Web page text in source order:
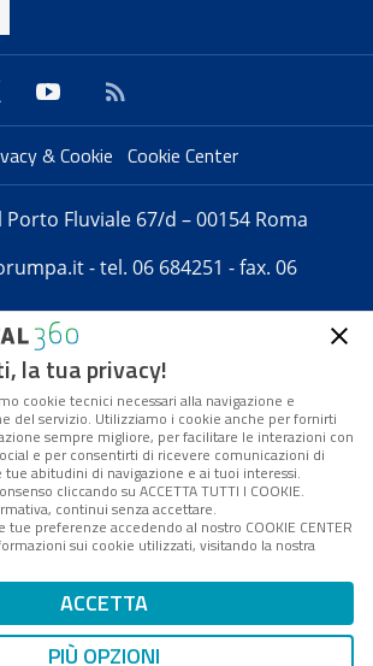
& Cookie Cookie Center
Porto Fluviale 67/d – 00154 Roma
- tel. 06 684251 - fax. 06
pubblicazione telematica iscritta
della stampa del Tribunale di Roma -
maggio 2008 - Direttore resp. Michela
Stentella
è società soggetta a Direzione e
parte di Digital360 S.p.A. - FPA s.r.l.
per il sistema di management
IVA n. 10693191008 - R.E.A. Roma
n. 1249791. ISP AWS
Mappa del sito
la tua privacy!
cookie tecnici necessari alla navigazione e
del servizio. Utilizziamo i cookie anche per fornirti
sempre migliore, per facilitare le interazioni con
e per consentirti di ricevere comunicazioni di
abitudini di navigazione e ai tuoi interessi.
cliccando su ACCETTA TUTTI I COOKIE.
continui senza accettare.
tue preferenze accedendo al nostro COOKIE CENTER
sui cookie utilizzati, visitando la nostra
ACCETTA
PIÙ OPZIONI